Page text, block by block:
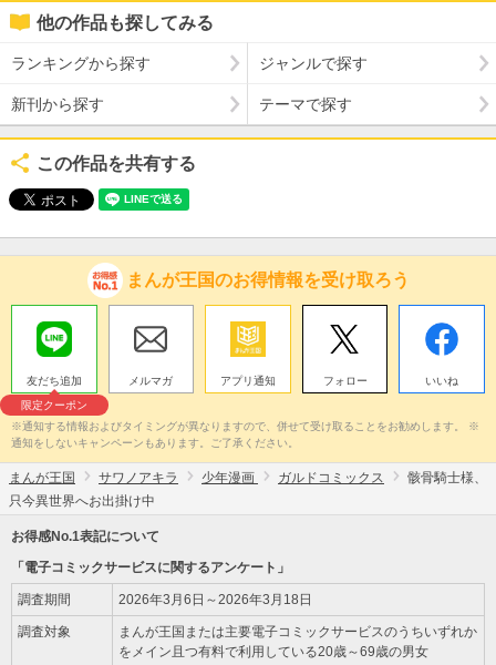
他の作品も探してみる
ランキングから探す ジャンルで探す
新刊から探す テーマで探す
この作品を共有する
まんが王国のお得情報を受け取ろう
友だち追加
限定クーポン
メルマガ アプリ通知 フォロー いいね
※通知する情報およびタイミングが異なりますので、併せて受け取ることをお勧めします。 ※
通知をしないキャンペーンもあります。ご了承ください。
まんが王国 サワノアキラ 少年漫画 ガルドコミックス
骸骨騎士様、
只今異世界へお出掛け中
お得感No.1表記について
「電子コミックサービスに関するアンケート」
調査期間 2026年3月6日～2026年3月18日
調査対象
まんが王国または主要電子コミックサービスのうちいずれか
をメイン且つ有料で利用している20歳～69歳の男女